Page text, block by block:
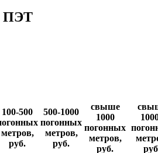
ПЭТ
100-500
метров,
руб.
500-1000
погонных
метров,
руб.
свыше
1000
погонных
метров,
руб.